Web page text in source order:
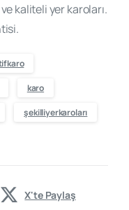
kaliteli yer karoları.
karo
şekilliyerkaroları
X'te Paylaş